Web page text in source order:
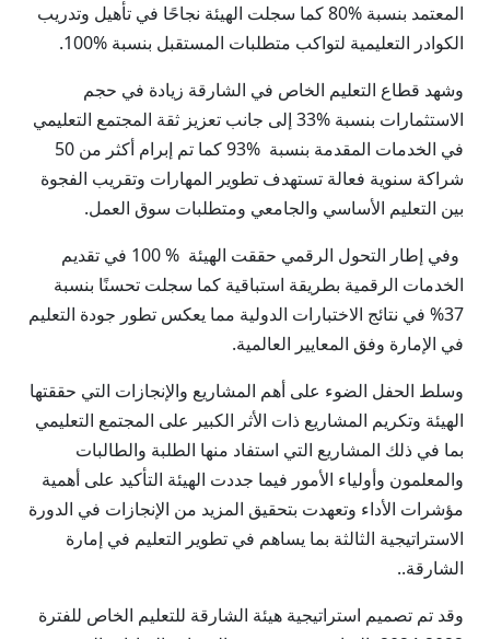
المعتمد بنسبة %80 كما سجلت الهيئة نجاحًا في تأهيل وتدريب
الكوادر التعليمية لتواكب متطلبات المستقبل بنسبة %100.
وشهد قطاع التعليم الخاص في الشارقة زيادة في حجم
الاستثمارات بنسبة %33 إلى جانب تعزيز ثقة المجتمع التعليمي
في الخدمات المقدمة بنسبة %93 كما تم إبرام أكثر من 50
شراكة سنوية فعالة تستهدف تطوير المهارات وتقريب الفجوة
بين التعليم الأساسي والجامعي ومتطلبات سوق العمل.
وفي إطار التحول الرقمي حققت الهيئة % 100 في تقديم
الخدمات الرقمية بطريقة استباقية كما سجلت تحسنًا بنسبة
37% في نتائج الاختبارات الدولية مما يعكس تطور جودة التعليم
في الإمارة وفق المعايير العالمية.
وسلط الحفل الضوء على أهم المشاريع والإنجازات التي حققتها
الهيئة وتكريم المشاريع ذات الأثر الكبير على المجتمع التعليمي
بما في ذلك المشاريع التي استفاد منها الطلبة والطالبات
والمعلمون وأولياء الأمور فيما جددت الهيئة التأكيد على أهمية
مؤشرات الأداء وتعهدت بتحقيق المزيد من الإنجازات في الدورة
الاستراتيجية الثالثة بما يساهم في تطوير التعليم في إمارة
الشارقة..
وقد تم تصميم استراتيجية هيئة الشارقة للتعليم الخاص للفترة